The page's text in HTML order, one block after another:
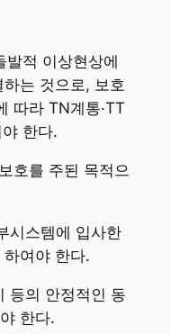
발적 이상현상에
는 것으로, 보호
따라 TN계통·TT
한다.
호를 주된 목적으
시스템에 입사한
여야 한다.
등의 안정적인 동
한다.